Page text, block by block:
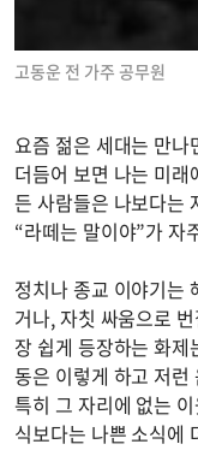
고동운 전 가주 공무원
요즘 젊은 세대는 만
더듬어 보면 나는 미
든 사람들은 나보다는
“라떼는 말이야”가 자
정치나 종교 이야기는
거나, 자칫 싸움으로
장 쉽게 등장하는 화
동은 이렇게 하고 저
특히 그 자리에 없는
식보다는 나쁜 소식에